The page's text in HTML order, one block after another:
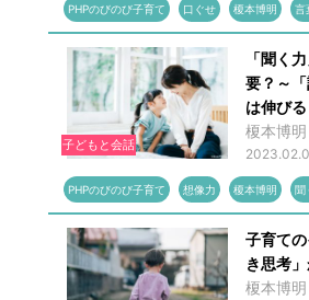
PHPのびのび子育て 口ぐせ 榎本博明 言
子どもと会話
「聞く
要？～「
は伸びる
榎本博明
PHPのびのび子育て 想像力 榎本博明 聞
子育て
き思考
榎本博明